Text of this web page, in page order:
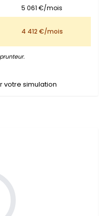
5 061 €/mois
4 412 €/mois
votre simulation